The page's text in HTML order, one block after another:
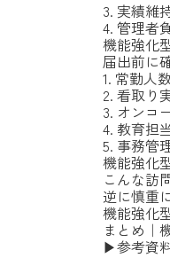
3. 実績維
4. 管理者
機能強化
届出前に
1. 常勤人
2. 看取り
3. オンコ
4. 教育担
5. 事務管
機能強化
こんな訪
逆に慎重
機能強化
まとめ｜
▶参考資